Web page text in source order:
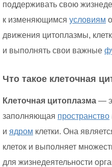
поддерживать свою
к изменяющимся условиям
движения цитоплазмы,
и выполнять свои важные
Что такое клеточная
Клеточная цитоплазма —
заполняющая пространство
и ядром клетки. Она
клеток и выполняет
для жизнедеятельности